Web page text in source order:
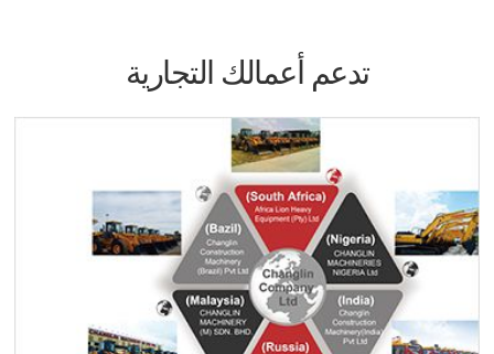
تدعم أعمالك التجارية